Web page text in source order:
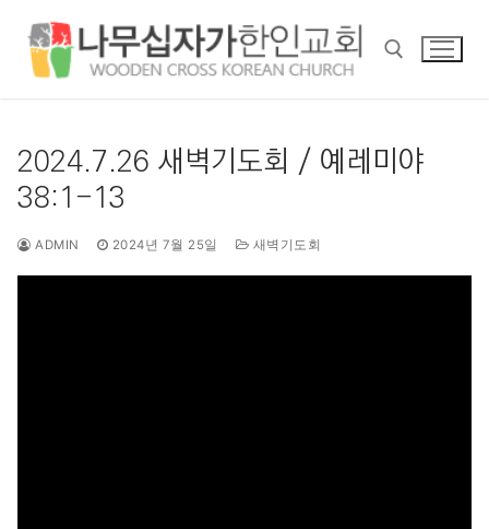
2024.7.26 새벽기도회 / 예레미야
38:1-13
ADMIN 2024년 7월 25일 새벽기도회